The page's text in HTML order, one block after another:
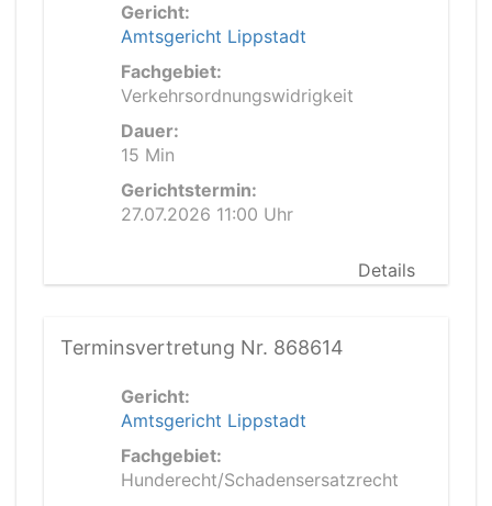
Gericht:
Amtsgericht Lippstadt
Fachgebiet:
Verkehrsordnungswidrigkeit
Dauer:
15 Min
Gerichtstermin:
27.07.2026 11:00 Uhr
Details
Terminsvertretung Nr. 868614
Gericht:
Amtsgericht Lippstadt
Fachgebiet:
Hunderecht/Schadensersatzrecht